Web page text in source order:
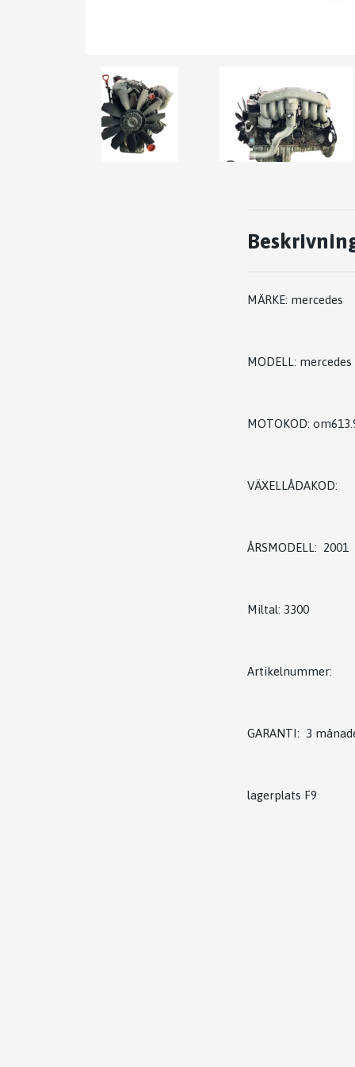
MÄRKE: mercedes
MODELL: mercedes
MOTOKOD:
VÄXELLÅDAKOD:
ÅRSMODELL: 2001
Miltal: 3300
Artikelnummer:
GARANTI: 3
lagerplats F9